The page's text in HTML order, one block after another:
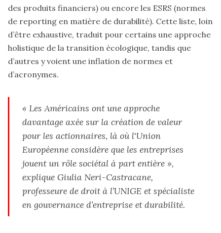
des produits financiers) ou encore les ESRS (normes
de reporting en matière de durabilité). Cette liste, loin
d’être exhaustive, traduit pour certains une approche
holistique de la transition écologique, tandis que
d’autres y voient une inflation de normes et
d’acronymes.
« Les Américains ont une approche
davantage axée sur la création de valeur
pour les actionnaires, là où l'Union
Européenne considère que les entreprises
jouent un rôle sociétal à part entière »,
explique Giulia Neri-Castracane,
professeure de droit à l’UNIGE et spécialiste
en gouvernance d’entreprise et durabilité.